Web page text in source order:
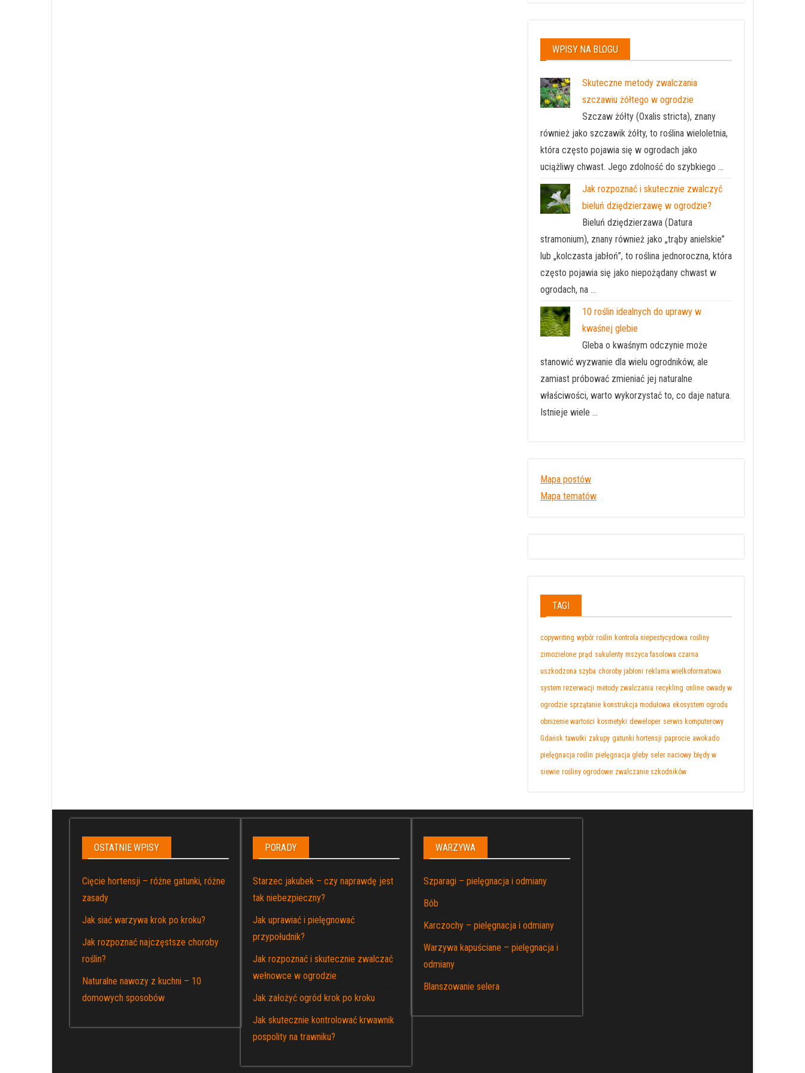
WPISY NA BLOGU
Skuteczne metody zwalczania
szczawiu żółtego w ogrodzie
Szczaw żółty (Oxalis stricta), znany
również jako szczawik żółty, to roślina wieloletnia,
która często pojawia się w ogrodach jako
uciążliwy chwast. Jego zdolność do szybkiego …
Jak rozpoznać i skutecznie zwalczyć
bieluń dziędzierzawę w ogrodzie?
Bieluń dziędzierzawa (Datura
stramonium), znany również jako „trąby anielskie”
lub „kolczasta jabłoń”, to roślina jednoroczna, która
często pojawia się jako niepożądany chwast w
ogrodach, na …
10 roślin idealnych do uprawy w
kwaśnej glebie
Gleba o kwaśnym odczynie może
stanowić wyzwanie dla wielu ogrodników, ale
zamiast próbować zmieniać jej naturalne
właściwości, warto wykorzystać to, co daje natura.
Istnieje wiele …
Mapa postów
Mapa tematów
TAGI
copywriting wybór roślin kontrola niepestycydowa rośliny
zimozielone prąd sukulenty mszyca fasolowa czarna
uszkodzona szyba choroby jabłoni reklama wielkoformatowa
system rezerwacji metody zwalczania recykling online owady w
ogrodzie sprzątanie konstrukcja modułowa ekosystem ogrodu
obniżenie wartości kosmetyki deweloper serwis komputerowy
Gdańsk tawułki zakupy gatunki hortensji paprocie awokado
pielęgnacja roślin pielęgnacja gleby seler naciowy błędy w
siewie rośliny ogrodowe zwalczanie szkodników
OSTATNIE WPISY
Cięcie hortensji – różne gatunki, różne
zasady
Jak siać warzywa krok po kroku?
Jak rozpoznać najczęstsze choroby
roślin?
Naturalne nawozy z kuchni – 10
domowych sposobów
PORADY
Starzec jakubek – czy naprawdę jest
tak niebezpieczny?
Jak uprawiać i pielęgnować
przypołudnik?
Jak rozpoznać i skutecznie zwalczać
wełnowce w ogrodzie
Jak założyć ogród krok po kroku
Jak skutecznie kontrolować krwawnik
pospolity na trawniku?
WARZYWA
Szparagi – pielęgnacja i odmiany
Bób
Karczochy – pielęgnacja i odmiany
Warzywa kapuściane – pielęgnacja i
odmiany
Blanszowanie selera